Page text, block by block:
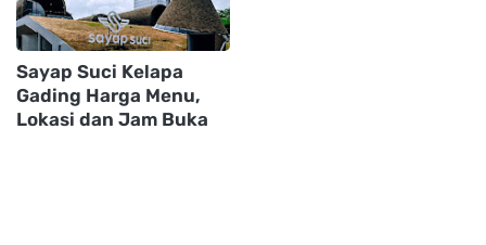
Sayap Suci Kelapa
Gading Harga Menu,
Lokasi dan Jam Buka